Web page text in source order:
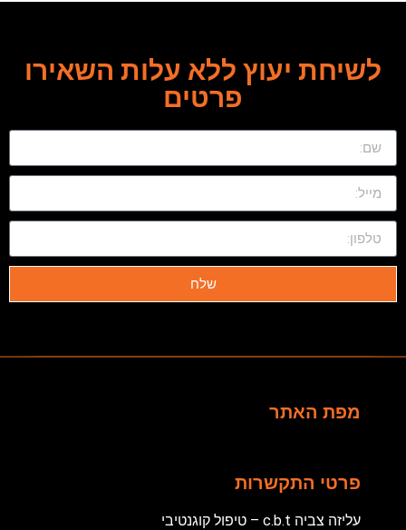
לשיחת יעוץ ללא עלות השאירו
פרטים
שלח
מפת האתר
פרטי התקשרות
עליזה צביה c.b.t – טיפול קוגנטיבי